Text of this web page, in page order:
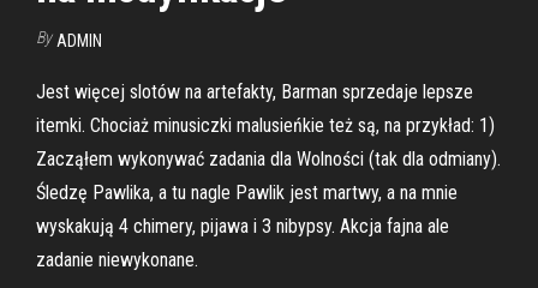
By ADMIN
Jest więcej slotów na artefakty, Barman sprzedaje lepsze
itemki. Chociaż minusiczki malusieńkie też są, na przykład: 1)
Zacząłem wykonywać zadania dla Wolności (tak dla odmiany).
Śledzę Pawlika, a tu nagle Pawlik jest martwy, a na mnie
wyskakują 4 chimery, pijawa i 3 nibypsy. Akcja fajna ale
zadanie niewykonane.